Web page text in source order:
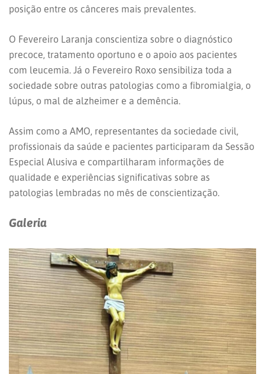
posição entre os cânceres mais prevalentes.
O Fevereiro Laranja conscientiza sobre o diagnóstico
precoce, tratamento oportuno e o apoio aos pacientes
com leucemia. Já o Fevereiro Roxo sensibiliza toda a
sociedade sobre outras patologias como a fibromialgia, o
lúpus, o mal de alzheimer e a demência.
Assim como a AMO, representantes da sociedade civil,
profissionais da saúde e pacientes participaram da Sessão
Especial Alusiva e compartilharam informações de
qualidade e experiências significativas sobre as
patologias lembradas no mês de conscientização.
Galeria